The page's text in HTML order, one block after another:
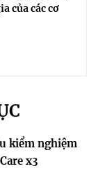
của các cơ
kiểm nghiệm
x3